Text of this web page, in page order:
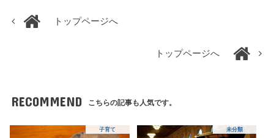
トップページへ
トップページへ
RECOMMEND こちらの記事も人気です。
子育て 未分類